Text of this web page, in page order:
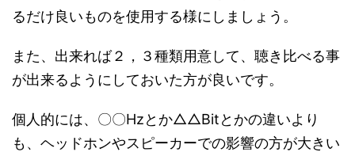
るだけ良いものを使用する様にしましょう。
また、出来れば２，３種類用意して、聴き比べる事
が出来るようにしておいた方が良いです。
個人的には、〇〇Hzとか△△Bitとかの違いより
も、ヘッドホンやスピーカーでの影響の方が大きい